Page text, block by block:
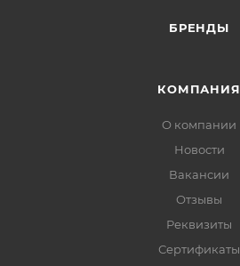
БРЕНДЫ
КОМПАНИЯ
О компании
Новости
Вакансии
Отзывы
Реквизиты
Сертификаты